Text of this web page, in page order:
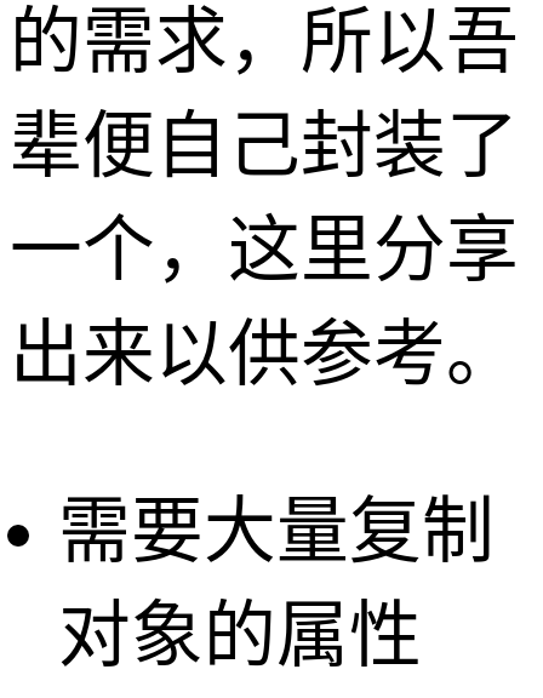
的需求，所以吾
辈便自己封装了
一个，这里分享
出来以供参考。
需要大量复制
对象的属性